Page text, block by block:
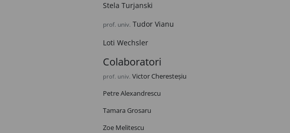
Stela Turjanski
prof. univ. Tudor Vianu
Loti Wechsler
Colaboratori
prof. univ. Victor Cheresteșiu
Petre Alexandrescu
Tamara Grosaru
Zoe Melitescu